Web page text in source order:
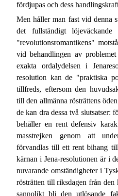
fördjupas och dess
Men håller man fast vid denna
det fullständigt
"revolutionsromantikens"
vid behandlingen av
exakta ordalydelsen i
resolution kan de "praktiska
tillfreds, eftersom den
till den allmänna rösträttens
de kan dra dessa två slutsatser:
behåller en rent defensiv
masstrejken genom att
förvandlas till ett rent bihang
kärnan i Jena-resolutionen är i
nuvarande omständigheter i
rösträtten till riksdagen från den
sannolikt bli den utlösande